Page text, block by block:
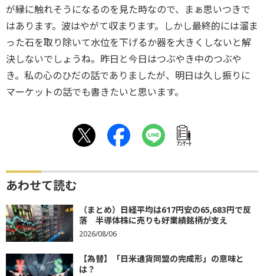
が縁に触れそうになるのを見た時なので、まぁ思いつきで
はあります。波はやがて収まります。しかし最終的には溜ま
った石を取り除いて水位を下げるか器を大きくしないと解
決しないでしょうね。昨日と今日はつぶやき中のつぶや
き。私の心のひだの話でありましたが、明日は久し振りに
マーケットの話でも書きたいと思います。
ｱﾝｹｰﾄ
あわせて読む
（まとめ）日経平均は617円安の65,683円で反
落 半導体株に売りも好業績銘柄が支え
2026/08/06
【為替】「日米通貨同盟の完成形」の意味と
は？